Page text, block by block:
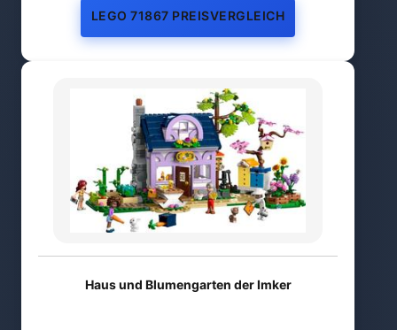
LEGO 71867 PREISVERGLEICH
Haus und Blumengarten der Imker